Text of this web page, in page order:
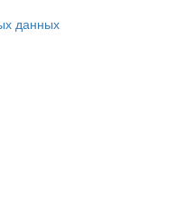
данных